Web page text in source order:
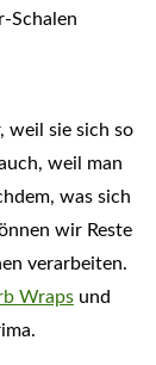
Schalen
weil sie sich so
weil man
was sich
wir Reste
verarbeiten.
Wrapsund